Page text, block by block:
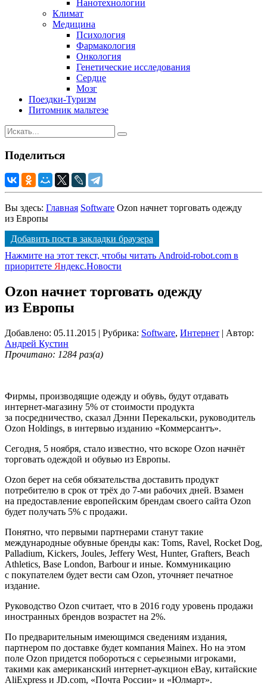
Нанотехнологии
Климат
Медицина
Психология
Фармакология
Онкология
Генетические исследования
Сердце
Мозг
Поездки-Туризм
Питомник мальтезе
Поделиться
Вы здесь: Главная Software Ozon начнет торговать одежду
из Европы
Добавить пост в закладки браузера
Нажмите на этот текст, чтобы читать Android-robot.com в
приоритете Яндекс.Новости
Ozon начнет торговать одежду
из Европы
Добавлено: 05.11.2015 | Рубрика: Software, Интернет | Автор:
Андрей Кустин
Прочитано: 1284 раз(а)
Фирмы, производящие одежду и обувь, будут отдавать
интернет-магазину 5% от стоимости продукта
за посредничество, сказал Дэнни Перекальски, руководитель
Ozon Holdings, в интервью изданию «Коммерсантъ».
Сегодня, 5 ноября, стало известно, что вскоре Ozon начнёт
торговать одеждой и обувью из Европы.
Ozon берет на себя обязательства доставить продукт
потребителю в срок от трёх до 7-ми рабочих дней. Взамен
на предоставление европейским брендам своего сайта Ozon
будет получать 5% с продажи.
Понятно, что первыми партнерами станут такие
международные обувные бренды как: Toms, Ravel, Rocket Dog,
Palladium, Kickers, Joules, Jeffery West, Hunter, Grafters, Beach
Athletics, Base London, Barbour и иные. Коммуникацию
с покупателем будет вести сам Ozon, уточняет печатное
издание.
Руководство Ozon считает, что в 2016 году уровень продажи
иностранных брендов возрастет на 2%.
По предварительным имеющимся сведениям издания,
партнером по доставке будет компания Mainex. Но на этом
поле Ozon придется побороться с серьезными игроками,
такими как американский интернет-аукцион eBay, китайские
AliExpress и JD.com, «Почта России» и «Юлмарт».